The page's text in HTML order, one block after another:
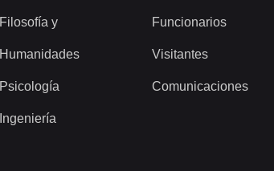
Filosofía y
Humanidades
Psicología
Ingeniería
Funcionarios
Visitantes
Comunicaciones